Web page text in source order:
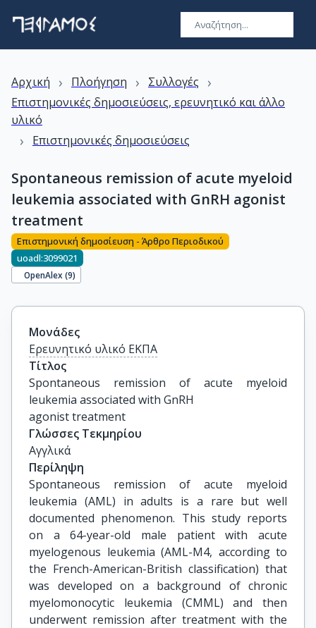
Αρχική › Πλοήγηση › Συλλογές ›
Επιστημονικές δημοσιεύσεις, ερευνητικό και άλλο
υλικό
› Επιστημονικές δημοσιεύσεις
Spontaneous remission of acute myeloid
leukemia associated with GnRH agonist
treatment
Επιστημονική δημοσίευση - Άρθρο Περιοδικού
uoadl:3099021
OpenAlex (9)
Μονάδες
Ερευνητικό υλικό ΕΚΠΑ
Τίτλος
Spontaneous remission of acute myeloid
leukemia associated with GnRH
agonist treatment
Γλώσσες Τεκμηρίου
Αγγλικά
Περίληψη
Spontaneous remission of acute myeloid
leukemia (AML) in adults is a rare but well
documented phenomenon. This study reports
on a 64-year-old male patient with acute
myelogenous leukemia (AML-M4, according to
the French-American-British classification) that
was developed on a background of chronic
myelomonocytic leukemia (CMML) and then
underwent remission after treatment with the